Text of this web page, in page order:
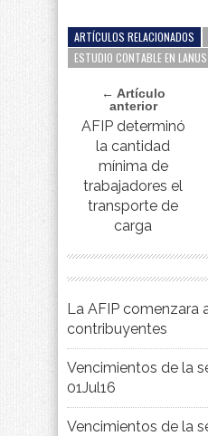
ARTÍCULOS RELACIONADOS
ESTUDIO CONTABLE EN LANUS
← Artículo
anterior
AFIP determinó
la cantidad
mínima de
trabajadores el
transporte de
carga
La AFIP comenzara
contribuyentes
Vencimientos de la
01Jul16
Vencimientos de la